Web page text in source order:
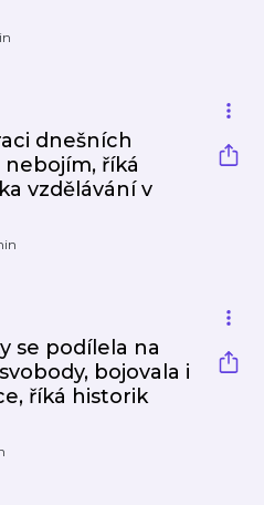
dnešních
říká
vzdělávání v
se podílela na
bojovala i
říká historik